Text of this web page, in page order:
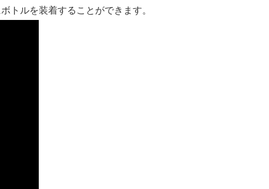
トルを装着することができます。